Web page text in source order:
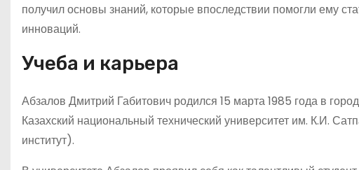
получил основы знаний, которые впоследствии помогли ему
инноваций.
Учеба и карьера
Абзалов Дмитрий Габитович родился 15 марта 1985 года в
Казахский национальный технический университет им. К.И.
институт).